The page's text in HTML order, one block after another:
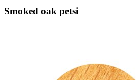
Smoked oak petsi